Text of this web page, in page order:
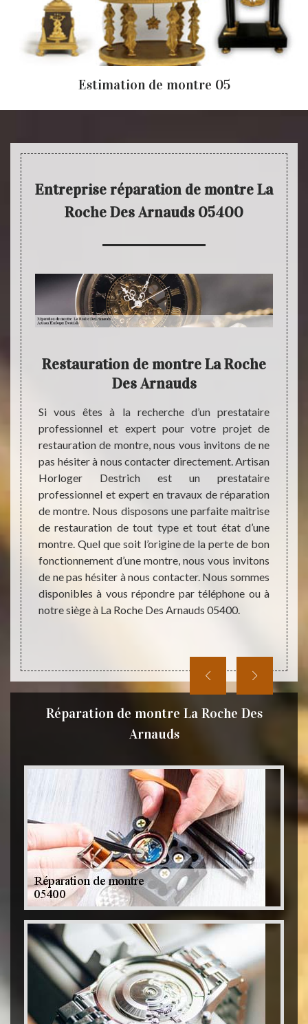
Estimation de montre 05
Entreprise réparation de montre La
Roche Des Arnauds 05400
style
de
de
pour
que
Restauration de montre La Roche
Des Arnauds
Si vous êtes à la recherche d’un prestataire
professionnel et expert pour votre projet de
restauration de montre, nous vous invitons de ne
pas hésiter à nous contacter directement. Artisan
Horloger Destrich est un prestataire
professionnel et expert en travaux de réparation
de montre. Nous disposons une parfaite maitrise
de restauration de tout type et tout état d’une
montre. Quel que soit l’origine de la perte de bon
fonctionnement d’une montre, nous vous invitons
de ne pas hésiter à nous contacter. Nous sommes
disponibles à vous répondre par téléphone ou à
notre siège à La Roche Des Arnauds 05400.
Une
de
que
être
Cela
Réparation de montre La Roche Des
Arnauds